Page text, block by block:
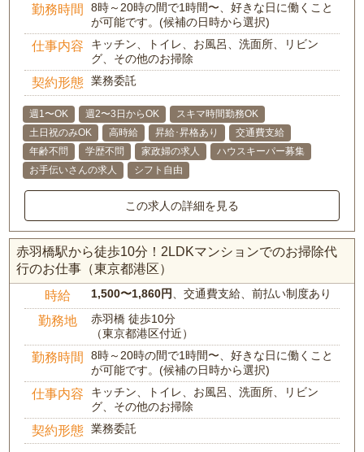
勤務時間
8時～20時の間で1時間〜、好きな日に働くこと
が可能です。(候補の日時から選択)
仕事内容
キッチン、トイレ、お風呂、洗面所、リビン
グ、その他のお掃除
契約形態 業務委託
週1〜OK 週2〜3日からOK
スキマ時間勤務OK
土日祝のみOK
高時給 昇給･昇格あり
交通費支給
年齢不問
学歴不問 家政婦の求人
ハウスキーパー募集
お手伝いさんの求人
シフト自由
この求人の詳細を見る
赤羽橋駅から徒歩10分！2LDKマンションでのお掃除代
行のお仕事（東京都港区）
時給 1,500〜1,860円、交通費支給、前払い制度あり
勤務地
赤羽橋 徒歩10分
（東京都港区付近）
勤務時間
8時～20時の間で1時間〜、好きな日に働くこと
が可能です。(候補の日時から選択)
仕事内容
キッチン、トイレ、お風呂、洗面所、リビン
グ、その他のお掃除
契約形態 業務委託